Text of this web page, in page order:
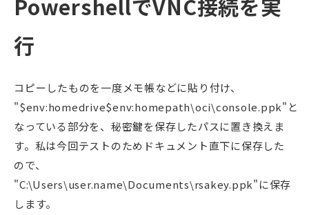
PowershellでVNC接続を実
行
コピーしたものを一度メモ帳などに貼り付け、
"$env:homedrive$env:homepath\oci\console.ppk"と
なっている部分を、秘密鍵を保存したパスに置き換えま
す。私は今回テストのためドキュメント直下に保存した
ので、
"C:\Users\user.name\Documents\rsakey.ppk"に保存
します。